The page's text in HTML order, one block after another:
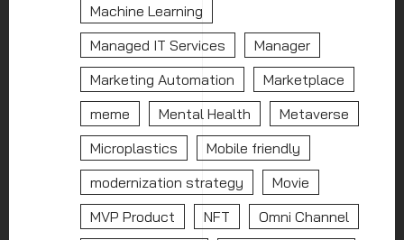
Machine Learning
Managed IT Services
Manager
Marketing Automation
Marketplace
meme
Mental Health
Metaverse
Microplastics
Mobile friendly
modernization strategy
Movie
MVP Product
NFT
Omni Channel